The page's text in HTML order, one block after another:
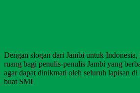
Dengan slogan dari Jambi untuk
ruang bagi penulis-penulis Jambi yang
agar dapat dinikmati oleh seluruh lapisan di
buat SMI